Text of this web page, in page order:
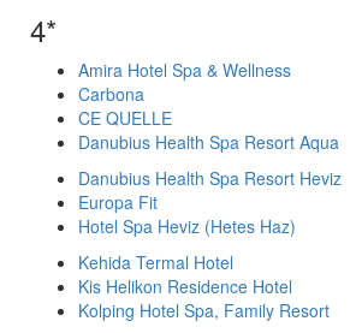
4*
Amira Hotel Spa & Wellness
Carbona
CE QUELLE
Danubius Health Spa Resort Aqua
Danubius Health Spa Resort Heviz
Europa Fit
Hotel Spa Heviz (Hetes Haz)
Kehida Termal Hotel
Kis Helikon Residence Hotel
Kolping Hotel Spa, Family Resort